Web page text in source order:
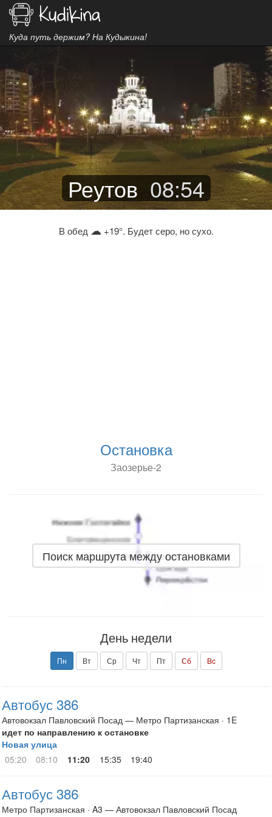
Куда путь держим? На Кудыкина!
Реутов 08:54
В обед ☁ +19°. Будет серо, но сухо.
Остановка
Заозерье-2
Поиск маршрута между остановками
День недели
Пн Вт Ср Чт Пт Сб Вс
Автобус 386
Автовокзал Павловский Посад — Метро Партизанская · 1E
идет по направлению к остановке
Новая улица
05:20
08:10 11:20 15:35 19:40
Автобус 386
Метро Партизанская · A3 — Автовокзал Павловский Посад